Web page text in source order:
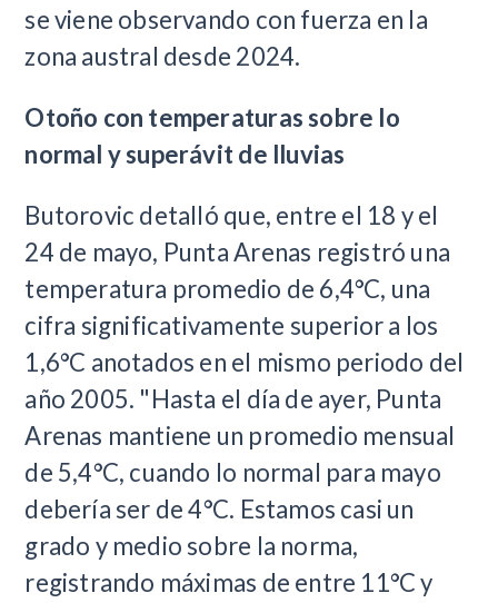
se viene observando con fuerza en la
zona austral desde 2024.
Otoño con temperaturas sobre lo
normal y superávit de lluvias
Butorovic detalló que, entre el 18 y el
24 de mayo, Punta Arenas registró una
temperatura promedio de 6,4°C, una
cifra significativamente superior a los
1,6°C anotados en el mismo periodo del
año 2005. "Hasta el día de ayer, Punta
Arenas mantiene un promedio mensual
de 5,4°C, cuando lo normal para mayo
debería ser de 4°C. Estamos casi un
grado y medio sobre la norma,
registrando máximas de entre 11°C y